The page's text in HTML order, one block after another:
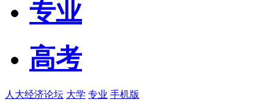
专业
高考
人大经济论坛 大学 专业 手机版